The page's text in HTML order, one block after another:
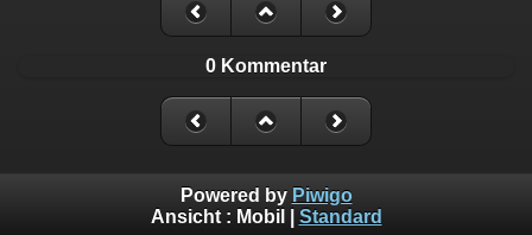
0 Kommentar
Powered by Piwigo
Ansicht : Mobil Standard